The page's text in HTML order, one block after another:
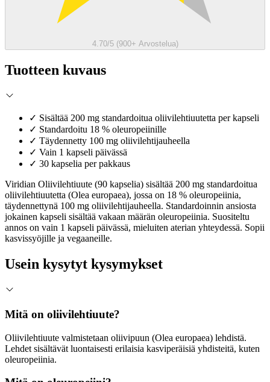
4.70/5 (900+ Arvostelua)
Tuotteen kuvaus
✓ Sisältää 200 mg standardoitua oliivilehtiuutetta per kapseli
✓ Standardoitu 18 % oleuropeiinille
✓ Täydennetty 100 mg oliivilehtijauheella
✓ Vain 1 kapseli päivässä
✓ 30 kapselia per pakkaus
Viridian Oliivilehtiuute (90 kapselia) sisältää 200 mg standardoitua
oliivilehtiuutetta (Olea europaea), jossa on 18 % oleuropeiinia,
täydennettynä 100 mg oliivilehtijauheella. Standardoinnin ansiosta
jokainen kapseli sisältää vakaan määrän oleuropeiinia. Suositeltu
annos on vain 1 kapseli päivässä, mieluiten aterian yhteydessä. Sopii
kasvissyöjille ja vegaaneille.
Usein kysytyt kysymykset
Mitä on oliivilehtiuute?
Oliivilehtiuute valmistetaan oliivipuun (Olea europaea) lehdistä.
Lehdet sisältävät luontaisesti erilaisia kasviperäisiä yhdisteitä, kuten
oleuropeiinia.